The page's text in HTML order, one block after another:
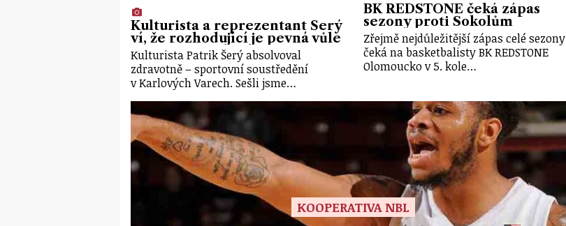
Kulturista a reprezentant Šerý
ví, že rozhodující je pevná vůle
Kulturista Patrik Šerý absolvoval
zdravotně – sportovní soustředění
v Karlových Varech. Sešli jsme…
BK REDSTONE čeká zápas
sezony proti Sokolům
Zřejmě nejdůležitější zápas celé sezony
čeká na basketbalisty BK REDSTONE
Olomoucko v 5. kole…
KOOPERATIVA NBL